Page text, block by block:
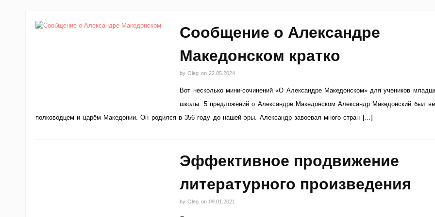
Сообщение о Александре
Македонском кратко
byOleg on 22.05.2024
Вот несколько мини-сочинений «О Александре Македонском» для учеников
школы. 5 предложений о Александре Македонском Александр Македонский был
полководцем и царём Македонии. Он родился в 356 году до нашей эры. Александр завоевал много стран […]
Эффективное продвижение
литературного произведения
byOleg on 09.01.2021